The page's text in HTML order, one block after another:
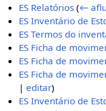
ES Relatórios (←
ES Inventário de
ES Termos do
ES Ficha de
ES Ficha de
ES Ficha de
|editar)
ES Inventário de